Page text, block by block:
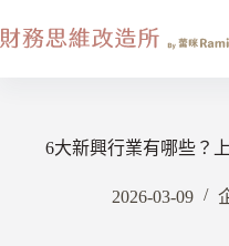
6大新興行業有哪些？
2026-03-09